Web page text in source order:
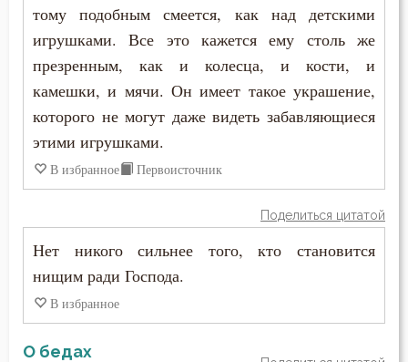
Честолюбие
Чистота
Чревоугодие
Чудо
Щедрость
Юность
тому подобным смеется, как над детскими
игрушками. Все это кажется ему столь же
презренным, как и колесца, и кости, и
камешки, и мячи. Он имеет такое украшение,
которого не могут даже видеть забавляющиеся
этими игрушками.
В избранное Первоисточник
Поделиться цитатой
Нет никого сильнее того, кто становится
нищим ради Господа.
В избранное
О бедах